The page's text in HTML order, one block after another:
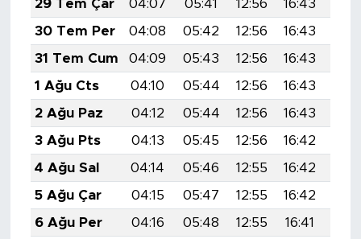
29 Tem Çar
04:07 05:41 12:56 16:43
30 Tem Per
04:08 05:42 12:56 16:43
31 Tem Cum
04:09 05:43 12:56 16:43
1 Ağu Cts
04:10 05:44 12:56 16:43
2 Ağu Paz
04:12 05:44 12:56 16:43
3 Ağu Pts
04:13 05:45 12:56 16:42
4 Ağu Sal
04:14 05:46 12:55 16:42
5 Ağu Çar
04:15 05:47 12:55 16:42
6 Ağu Per
04:16 05:48 12:55 16:41